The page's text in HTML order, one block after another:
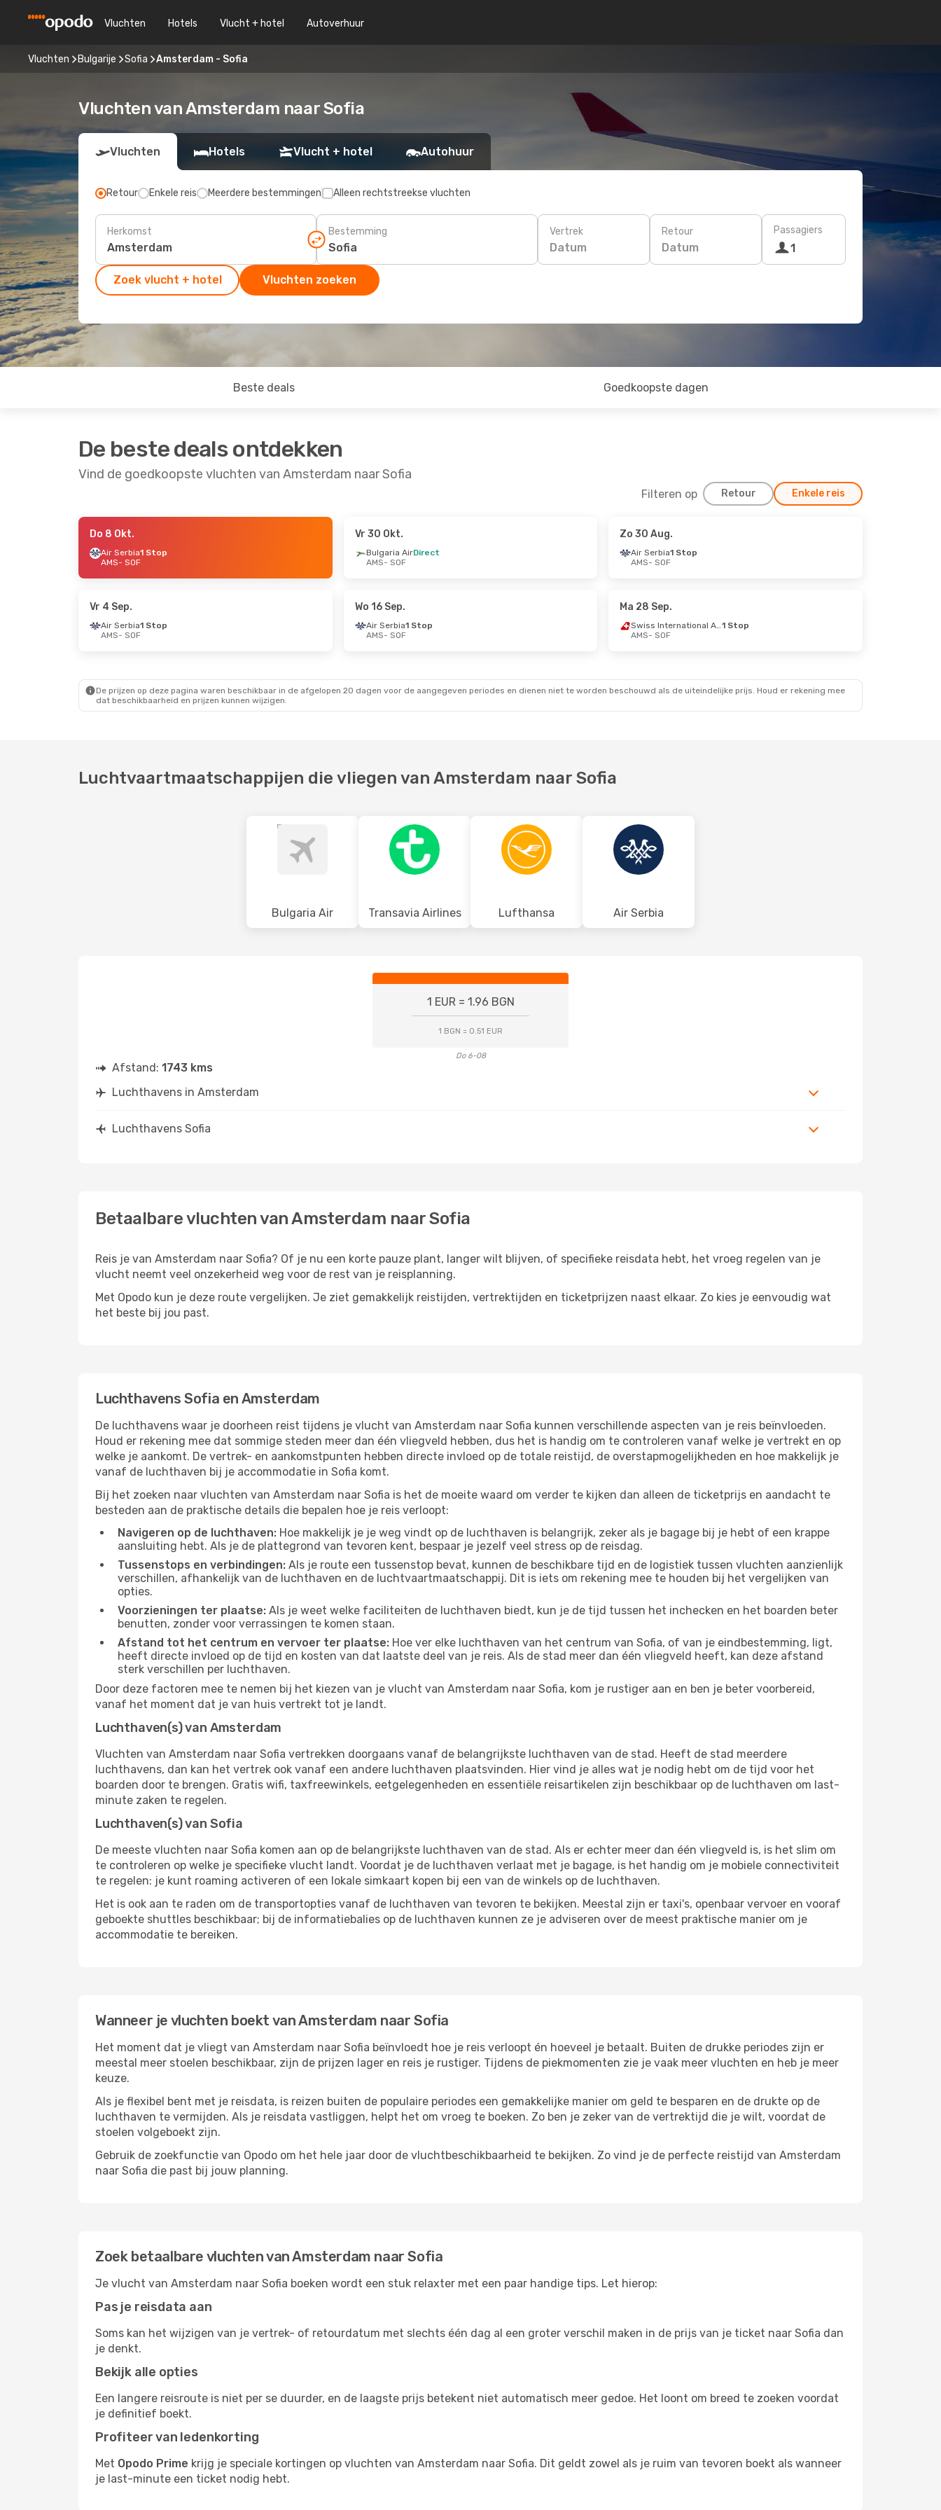
Vluchten Hotels Vlucht + hotel Autoverhuur
Vluchten Bulgarije Sofia Amsterdam - Sofia
Vluchten van Amsterdam naar Sofia
Vluchten Hotels Vlucht + hotel Autohuur
Retour Enkele reis Meerdere bestemmingen Alleen rechtstreekse vluchten
Herkomst Bestemming Vertrek
Datum
Retour
Datum
Passagiers
1
Zoek vlucht + hotel Vluchten zoeken
Beste deals Goedkoopste dagen
De beste deals ontdekken
Vind de goedkoopste vluchten van Amsterdam naar Sofia
Filteren op Retour Enkele reis
- Ma 14 Sep.
1 Stop
1 Stop
AMS- SOF
Air Serbia 1 Stop
SOF- AMS
- SOF
Air Serbia1 Stop
Do 8 Okt.
Air Serbia1 Stop
AMS- SOF
Vr 30 Okt.
Bulgaria AirDirect
AMS- SOF
Zo 30 Aug.
Air Serbia1 Stop
AMS- SOF
Vr 4 Sep.
Air Serbia1 Stop
AMS- SOF
Wo 16 Sep.
Air Serbia1 Stop
AMS- SOF
Ma 28 Sep.
Swiss International Air Lines1 Stop
AMS- SOF
De prijzen op deze pagina waren beschikbaar in de afgelopen 20 dagen voor de aangegeven periodes en dienen niet te worden beschouwd als de uiteindelijke prijs. Houd er rekening mee
dat beschikbaarheid en prijzen kunnen wijzigen.
Luchtvaartmaatschappijen die vliegen van Amsterdam naar Sofia
Bulgaria Air Transavia Airlines Lufthansa Air Serbia
1 EUR = 1.96 BGN
1 BGN = 0.51 EUR
Do 6-08
Afstand: 1743 kms
Luchthavens in Amsterdam
Luchthavens Sofia
Betaalbare vluchten van Amsterdam naar Sofia
Reis je van Amsterdam naar Sofia? Of je nu een korte pauze plant, langer wilt blijven, of specifieke reisdata hebt, het vroeg regelen van je
vlucht neemt veel onzekerheid weg voor de rest van je reisplanning.
Met Opodo kun je deze route vergelijken. Je ziet gemakkelijk reistijden, vertrektijden en ticketprijzen naast elkaar. Zo kies je eenvoudig wat
het beste bij jou past.
Luchthavens Sofia en Amsterdam
De luchthavens waar je doorheen reist tijdens je vlucht van Amsterdam naar Sofia kunnen verschillende aspecten van je reis beïnvloeden.
Houd er rekening mee dat sommige steden meer dan één vliegveld hebben, dus het is handig om te controleren vanaf welke je vertrekt en op
welke je aankomt. De vertrek- en aankomstpunten hebben directe invloed op de totale reistijd, de overstapmogelijkheden en hoe makkelijk je
vanaf de luchthaven bij je accommodatie in Sofia komt.
Bij het zoeken naar vluchten van Amsterdam naar Sofia is het de moeite waard om verder te kijken dan alleen de ticketprijs en aandacht te
besteden aan de praktische details die bepalen hoe je reis verloopt:
Navigeren op de luchthaven: Hoe makkelijk je je weg vindt op de luchthaven is belangrijk, zeker als je bagage bij je hebt of een krappe
aansluiting hebt. Als je de plattegrond van tevoren kent, bespaar je jezelf veel stress op de reisdag.
Tussenstops en verbindingen: Als je route een tussenstop bevat, kunnen de beschikbare tijd en de logistiek tussen vluchten aanzienlijk
verschillen, afhankelijk van de luchthaven en de luchtvaartmaatschappij. Dit is iets om rekening mee te houden bij het vergelijken van
opties.
Voorzieningen ter plaatse: Als je weet welke faciliteiten de luchthaven biedt, kun je de tijd tussen het inchecken en het boarden beter
benutten, zonder voor verrassingen te komen staan.
Afstand tot het centrum en vervoer ter plaatse: Hoe ver elke luchthaven van het centrum van Sofia, of van je eindbestemming, ligt,
heeft directe invloed op de tijd en kosten van dat laatste deel van je reis. Als de stad meer dan één vliegveld heeft, kan deze afstand
sterk verschillen per luchthaven.
Door deze factoren mee te nemen bij het kiezen van je vlucht van Amsterdam naar Sofia, kom je rustiger aan en ben je beter voorbereid,
vanaf het moment dat je van huis vertrekt tot je landt.
Luchthaven(s) van Amsterdam
Vluchten van Amsterdam naar Sofia vertrekken doorgaans vanaf de belangrijkste luchthaven van de stad. Heeft de stad meerdere
luchthavens, dan kan het vertrek ook vanaf een andere luchthaven plaatsvinden. Hier vind je alles wat je nodig hebt om de tijd voor het
boarden door te brengen. Gratis wifi, taxfreewinkels, eetgelegenheden en essentiële reisartikelen zijn beschikbaar op de luchthaven om last-
minute zaken te regelen.
Luchthaven(s) van Sofia
De meeste vluchten naar Sofia komen aan op de belangrijkste luchthaven van de stad. Als er echter meer dan één vliegveld is, is het slim om
te controleren op welke je specifieke vlucht landt. Voordat je de luchthaven verlaat met je bagage, is het handig om je mobiele connectiviteit
te regelen: je kunt roaming activeren of een lokale simkaart kopen bij een van de winkels op de luchthaven.
Het is ook aan te raden om de transportopties vanaf de luchthaven van tevoren te bekijken. Meestal zijn er taxi's, openbaar vervoer en vooraf
geboekte shuttles beschikbaar; bij de informatiebalies op de luchthaven kunnen ze je adviseren over de meest praktische manier om je
accommodatie te bereiken.
Wanneer je vluchten boekt van Amsterdam naar Sofia
Het moment dat je vliegt van Amsterdam naar Sofia beïnvloedt hoe je reis verloopt én hoeveel je betaalt. Buiten de drukke periodes zijn er
meestal meer stoelen beschikbaar, zijn de prijzen lager en reis je rustiger. Tijdens de piekmomenten zie je vaak meer vluchten en heb je meer
keuze.
Als je flexibel bent met je reisdata, is reizen buiten de populaire periodes een gemakkelijke manier om geld te besparen en de drukte op de
luchthaven te vermijden. Als je reisdata vastliggen, helpt het om vroeg te boeken. Zo ben je zeker van de vertrektijd die je wilt, voordat de
stoelen volgeboekt zijn.
Gebruik de zoekfunctie van Opodo om het hele jaar door de vluchtbeschikbaarheid te bekijken. Zo vind je de perfecte reistijd van Amsterdam
naar Sofia die past bij jouw planning.
Zoek betaalbare vluchten van Amsterdam naar Sofia
Je vlucht van Amsterdam naar Sofia boeken wordt een stuk relaxter met een paar handige tips. Let hierop:
Pas je reisdata aan
Soms kan het wijzigen van je vertrek- of retourdatum met slechts één dag al een groter verschil maken in de prijs van je ticket naar Sofia dan
je denkt.
Bekijk alle opties
Een langere reisroute is niet per se duurder, en de laagste prijs betekent niet automatisch meer gedoe. Het loont om breed te zoeken voordat
je definitief boekt.
Profiteer van ledenkorting
Met Opodo Prime krijg je speciale kortingen op vluchten van Amsterdam naar Sofia. Dit geldt zowel als je ruim van tevoren boekt als wanneer
je last-minute een ticket nodig hebt.